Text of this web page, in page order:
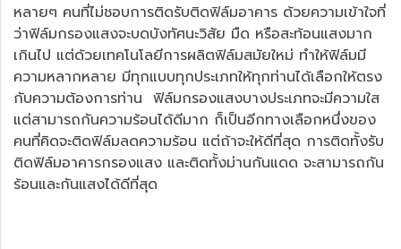
หลายๆ คนที่ไม่ชอบการติดรับติดฟิล์มอาคาร ด้วยความเข้าใจที่
ว่าฟิล์มกรองแสงจะบดบังทัศนะวิสัย มืด หรือสะท้อนแสงมาก
เกินไป แต่ด้วยเทคโนโลยีการผลิตฟิล์มสมัยใหม่ ทำให้ฟิล์มมี
ความหลากหลาย มีทุกแบบทุกประเภทให้ทุกท่านได้เลือกให้ตรง
กับความต้องการท่าน ฟิล์มกรองแสงบางประเภทจะมีความใส
แต่สามารถกันความร้อนได้ดีมาก ก็เป็นอีกทางเลือกหนึ่งของ
คนที่คิดจะติดฟิล์มลดความร้อน แต่ถ้าจะให้ดีที่สุด การติดทั้งรับ
ติดฟิล์มอาคารกรองแสง และติดทั้งม่านกันแดด จะสามารถกัน
ร้อนและกันแสงได้ดีที่สุด